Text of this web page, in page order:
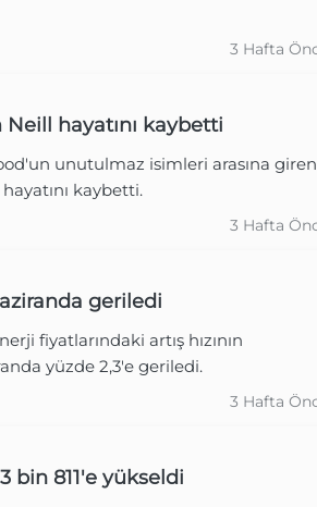
3 Hafta
Neill hayatını kaybetti
unutulmaz isimleri arasına giren
kaybetti.
3 Hafta
geriledi
fiyatlarındaki artış hızının
yüzde 2,3'e geriledi.
3 Hafta
bin 811'e yükseldi